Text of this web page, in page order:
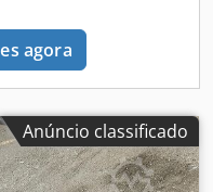
agora
Anúncio classificado